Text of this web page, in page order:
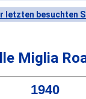
letzten besuchten
Miglia
1940